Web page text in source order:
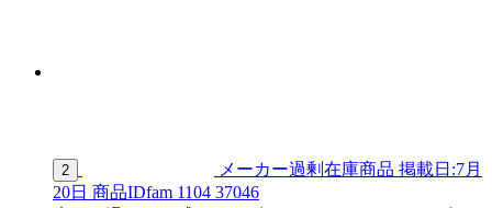
2 メーカー過剰在庫商品 掲載日:7月
20日 商品IDfam 1104 37046